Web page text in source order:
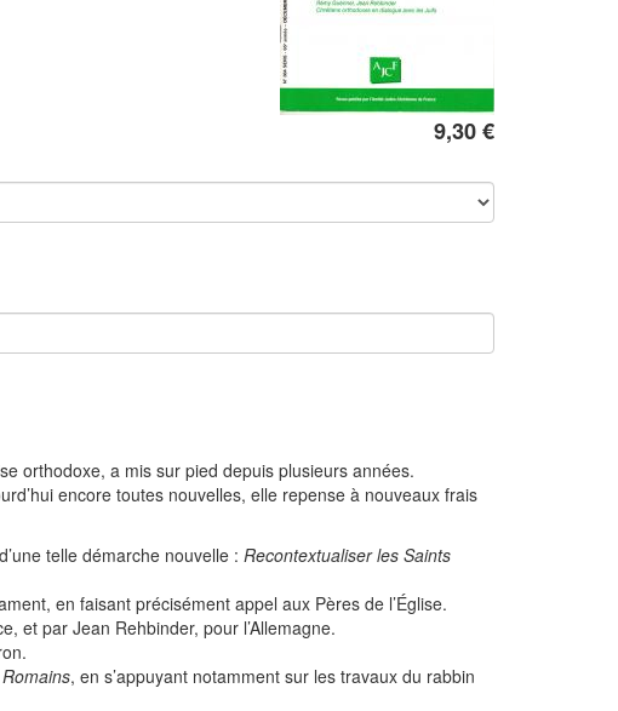
9,30 €
orthodoxe, a mis sur pied depuis plusieurs années.
encore toutes nouvelles, elle repense à nouveaux frais
telle démarche nouvelle : Recontextualiser les Saints
en faisant précisément appel aux Pères de l’Église.
et par Jean Rehbinder, pour l’Allemagne.
, en s’appuyant notamment sur les travaux du rabbin